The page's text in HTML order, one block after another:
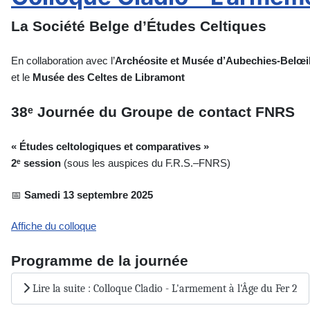
La Société Belge d’Études Celtiques
En collaboration avec l’Archéosite et Musée d’Aubechies-
et le Musée des Celtes de Libramont
38ᵉ Journée du Groupe de contact FNRS
« Études celtologiques et comparatives »
2ᵉ session (sous les auspices du F.R.S.–FNRS)
📅 Samedi 13 septembre 2025
Affiche du colloque
Programme de la journée
Lire la suite : Colloque Cladio - L'armement à l'Âge du Fer 2